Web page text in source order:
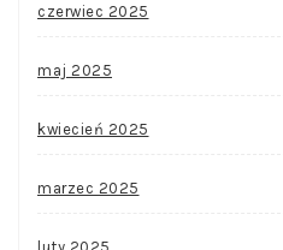
czerwiec 2025
maj 2025
kwiecień 2025
marzec 2025